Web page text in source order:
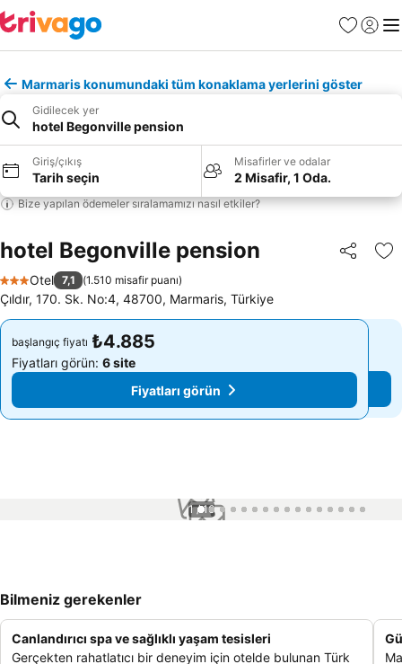
Favoriler
Giriş
Marmaris konumundaki tüm konaklama yerlerini göster
Gidilecek yer
hotel Begonville pension
Giriş/çıkış
Tarih seçin
Misafirler ve odalar
2 Misafir, 1 Oda.
Bize yapılan ödemeler sıralamamızı nasıl etkiler?
hotel Begonville pension Paylaş
3 Yıldız
Otel 7,1 (1.510 misafir puanı)
Çıldır, 170. Sk. No:4, 48700, Marmaris, Türkiye
başlangıç fiyatı ₺4.885
Fiyatları görün: 6 site
Fiyatları görün
başlangıç fiyatı ₺4.885
Fiyatları görün: 6 site
Fiyatları görün
1 / 16
Bilmeniz gerekenler
Canlandırıcı spa ve sağlıklı yaşam tesisleri
Gerçekten rahatlatıcı bir deneyim için otelde bulunan Türk